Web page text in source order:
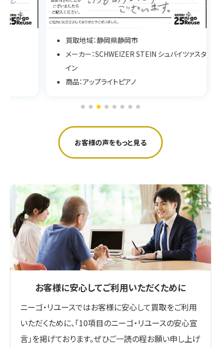
買取地域：静岡県静岡市
メーカー：SCHWEIZER STEIN シュバイツァスタ
商品：アップライトピアノ
お客様の声をもっと見る
お客様に安心してご利用いただくために
ニーゴ・リユースではお客様に安心して買取をご利用
いただくために、「10項目のニーゴ・リユースの安心宣
言」を掲げております。ぜひご一読の程お願い申し上げ